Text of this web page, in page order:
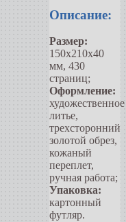
Описание:
Размер:
150х210х40
мм, 430
страниц;
Оформление:
художественное
литье,
трехсторонний
золотой обрез,
кожаный
переплет,
ручная работа;
Упаковка:
картонный
футляр.